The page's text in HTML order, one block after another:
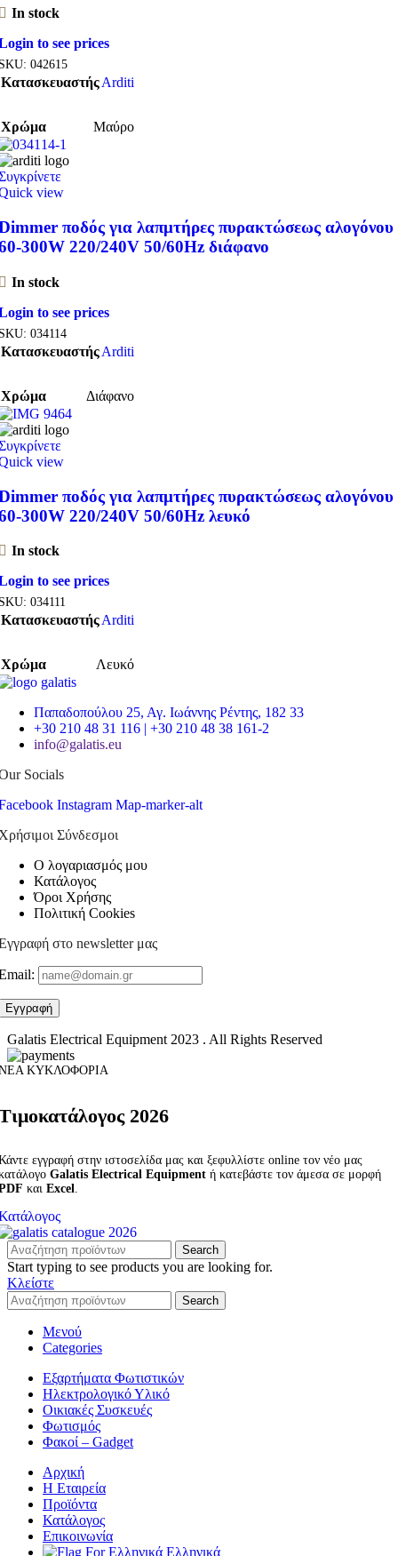
In stock
to see prices
042615
ΚατασκευαστήςArditi
Χρώμα Μαύρο
view
ποδός για λαπμτήρες πυρακτώσεως αλογόνου
300W 220/240V 50/60Hz διάφανο
In stock
to see prices
034114
ΚατασκευαστήςArditi
Χρώμα Διάφανο
view
ποδός για λαπμτήρες πυρακτώσεως αλογόνου
300W 220/240V 50/60Hz λευκό
In stock
to see prices
034111
ΚατασκευαστήςArditi
Χρώμα Λευκό
Παπαδοπούλου 25, Αγ. Ιωάννης Ρέντης, 182 33
+30 210 48 31 116 | +30 210 48 38 161-2
info@galatis.eu
Socials
Instagram Map-marker-alt
Σύνδεσμοι
Ο λογαριασμός μου
Κατάλογος
Όροι Χρήσης
Πολιτική Cookies
στο newsletter μας
Galatis Electrical Equipment2023 . All Rights Reserved
ΚΥΚΛΟΦΟΡΙΑ
2026
εγγραφή στην ιστοσελίδα μας και ξεφυλλίστε online τον νέο μας
Galatis Electrical Equipment ή κατεβάστε τον άμεσα σε μορφή
και Excel
Search
Start typing to see products you are looking for.
Κλείστε
Search
Μενού
Categories
Εξαρτήματα Φωτιστικών
Ηλεκτρολογικό Υλικό
Οικιακές Συσκευές
Φωτισμός
Φακοί – Gadget
Αρχική
Η Εταιρεία
Προϊόντα
Κατάλογος
Επικοινωνία
Ελληνικά